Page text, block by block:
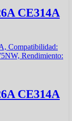
CE314A
CE314A